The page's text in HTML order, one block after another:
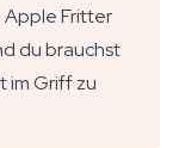
Fritter
du brauchst
im Griff zu